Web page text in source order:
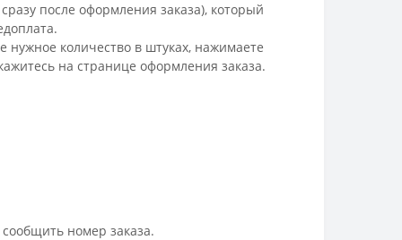
после оформления заказа), который
нужное количество в штуках, нажимаете
на странице оформления заказа.
номер заказа.